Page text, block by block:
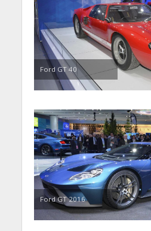
Ford GT 40
Ford GT 2016